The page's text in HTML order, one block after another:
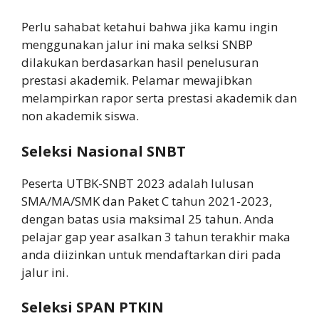
Perlu sahabat ketahui bahwa jika kamu ingin
menggunakan jalur ini maka selksi SNBP
dilakukan berdasarkan hasil penelusuran
prestasi akademik. Pelamar mewajibkan
melampirkan rapor serta prestasi akademik dan
non akademik siswa.
Seleksi Nasional SNBT
Peserta UTBK-SNBT 2023 adalah lulusan
SMA/MA/SMK dan Paket C tahun 2021-2023,
dengan batas usia maksimal 25 tahun. Anda
pelajar gap year asalkan 3 tahun terakhir maka
anda diizinkan untuk mendaftarkan diri pada
jalur ini.
Seleksi SPAN PTKIN